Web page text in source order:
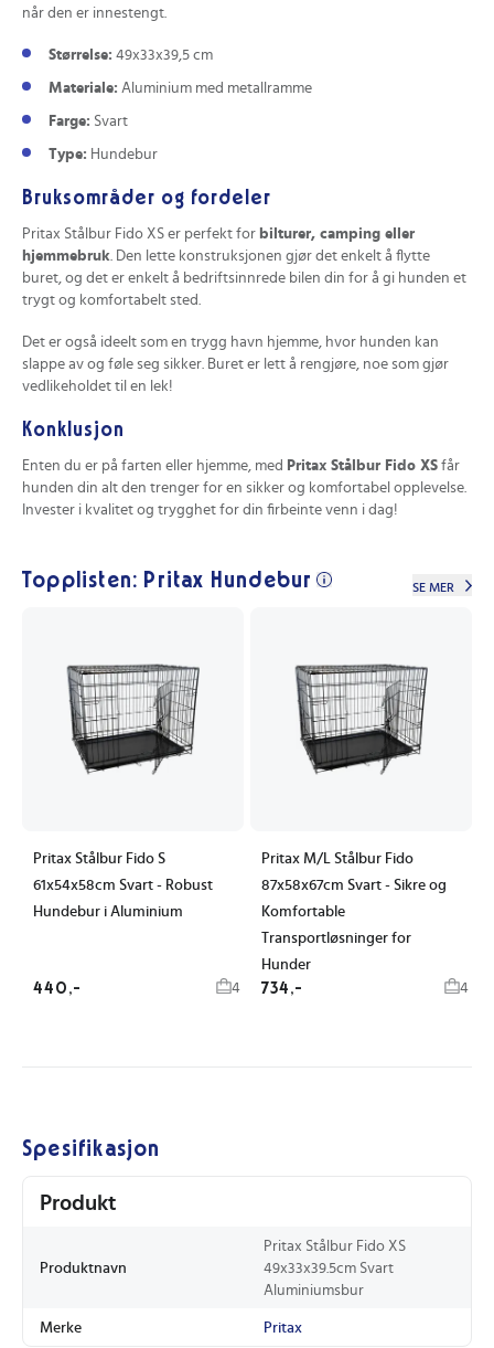
når den er innestengt.
Størrelse: 49x33x39,5 cm
Materiale: Aluminium med metallramme
Farge: Svart
Type: Hundebur
Bruksområder og fordeler
Pritax Stålbur Fido XS er perfekt for bilturer, camping eller
hjemmebruk. Den lette konstruksjonen gjør det enkelt å flytte
buret, og det er enkelt å bedriftsinnrede bilen din for å gi hunden et
trygt og komfortabelt sted.
Det er også ideelt som en trygg havn hjemme, hvor hunden kan
slappe av og føle seg sikker. Buret er lett å rengjøre, noe som gjør
vedlikeholdet til en lek!
Konklusjon
Enten du er på farten eller hjemme, med Pritax Stålbur Fido XS får
hunden din alt den trenger for en sikker og komfortabel opplevelse.
Invester i kvalitet og trygghet for din firbeinte venn i dag!
Topplisten: Pritax Hundebur SE MER
Pritax Stålbur Fido S
61x54x58cm Svart - Robust
Hundebur i Aluminium
440,- 4
Pritax M/L Stålbur Fido
87x58x67cm Svart - Sikre og
Komfortable
Transportløsninger for
Hunder
734,- 4
Spesifikasjon
Produkt
Produktnavn
Pritax Stålbur Fido XS
49x33x39.5cm Svart
Aluminiumsbur
Merke Pritax